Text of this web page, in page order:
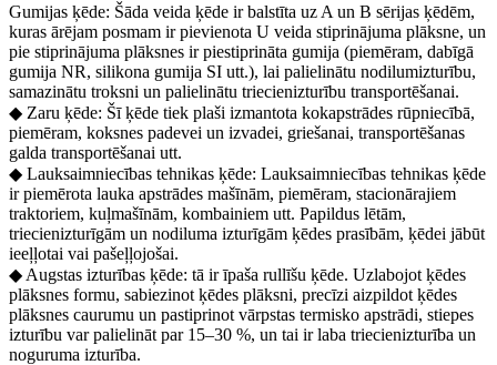
Gumijas ķēde: Šāda veida ķēde ir balstīta uz A un B sērijas ķēdēm,
kuras ārējam posmam ir pievienota U veida stiprinājuma plāksne, un
pie stiprinājuma plāksnes ir piestiprināta gumija (piemēram, dabīgā
gumija NR, silikona gumija SI utt.), lai palielinātu nodilumizturību,
samazinātu troksni un palielinātu triecienizturību transportēšanai.
◆ Zaru ķēde: Šī ķēde tiek plaši izmantota kokapstrādes rūpniecībā,
piemēram, koksnes padevei un izvadei, griešanai, transportēšanas
galda transportēšanai utt.
◆ Lauksaimniecības tehnikas ķēde: Lauksaimniecības tehnikas ķēde
ir piemērota lauka apstrādes mašīnām, piemēram, stacionārajiem
traktoriem, kuļmašīnām, kombainiem utt. Papildus lētām,
triecienizturīgām un nodiluma izturīgām ķēdes prasībām, ķēdei jābūt
ieeļļotai vai pašeļļojošai.
◆ Augstas izturības ķēde: tā ir īpaša rullīšu ķēde. Uzlabojot ķēdes
plāksnes formu, sabiezinot ķēdes plāksni, precīzi aizpildot ķēdes
plāksnes caurumu un pastiprinot vārpstas termisko apstrādi, stiepes
izturību var palielināt par 15–30 %, un tai ir laba triecienizturība un
noguruma izturība.